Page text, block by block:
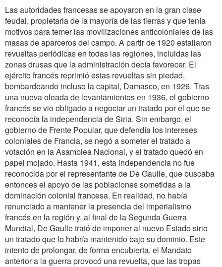
Las autoridades francesas se apoyaron en la gran clase
feudal, propietaria de la mayoría de las tierras y que tenía
motivos para temer las movilizaciones anticoloniales de las
masas de aparceros del campo. A partir de 1920 estallaron
revueltas periódicas en todas las regiones, incluidas las
zonas drusas que la administración decía favorecer. El
ejército francés reprimió estas revueltas sin piedad,
bombardeando incluso la capital, Damasco, en 1926. Tras
una nueva oleada de levantamientos en 1936, el gobierno
francés se vio obligado a negociar un tratado por el que se
reconocía la independencia de Siria. Sin embargo, el
gobierno de Frente Popular, que defendía los intereses
coloniales de Francia, se negó a someter el tratado a
votación en la Asamblea Nacional, y el tratado quedó en
papel mojado. Hasta 1941, esta independencia no fue
reconocida por el representante de De Gaulle, que buscaba
entonces el apoyo de las poblaciones sometidas a la
dominación colonial francesa. En realidad, no había
renunciado a mantener la presencia del imperialismo
francés en la región y, al final de la Segunda Guerra
Mundial, De Gaulle trató de imponer al nuevo Estado sirio
un tratado que lo habría mantenido bajo su dominio. Este
intento de prolongar, de forma encubierta, el Mandato
anterior a la guerra provocó una revuelta, que las tropas